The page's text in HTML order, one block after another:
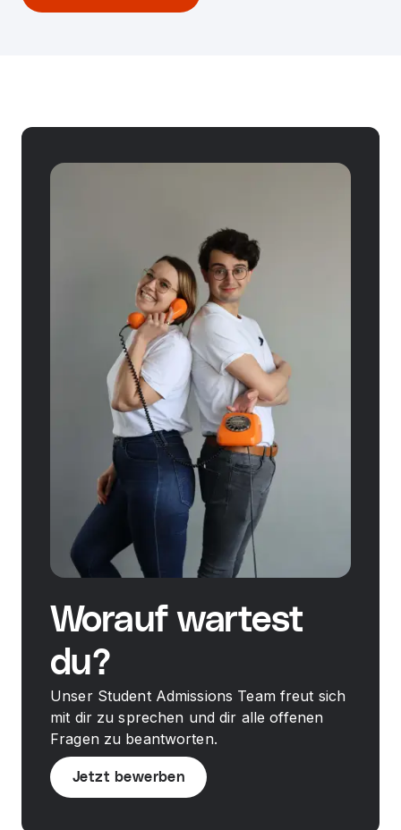
Worauf wartest
du?
Unser Student Admissions Team freut sich
mit dir zu sprechen und dir alle offenen
Fragen zu beantworten.
Jetzt bewerben